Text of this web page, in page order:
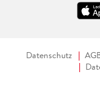
Datenschutz